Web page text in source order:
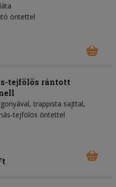
öntettel
tejfölös rántott
trappista sajttal,
tejfölös öntettel